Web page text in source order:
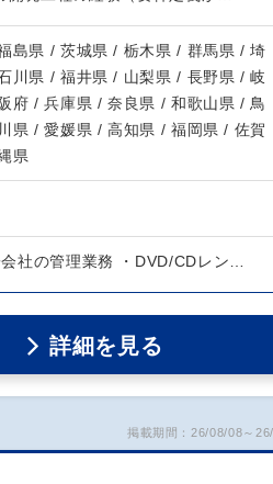
島県 / 茨城県 / 栃木県 / 群馬県 / 埼
川県 / 福井県 / 山梨県 / 長野県 / 岐
府 / 兵庫県 / 奈良県 / 和歌山県 / 鳥
県 / 愛媛県 / 高知県 / 福岡県 / 佐賀
県
社の管理業務 ・DVD/CDレン…
詳細を見る
掲載期間：26/08/08～